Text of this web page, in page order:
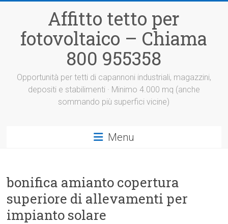
Affitto tetto per
fotovoltaico – Chiama
800 955358
Opportunità per tetti di capannoni industriali, magazzini,
depositi e stabilimenti · Minimo 4.000 mq (anche
sommando più superfici vicine)
Menu
bonifica amianto copertura
superiore di allevamenti per
impianto solare